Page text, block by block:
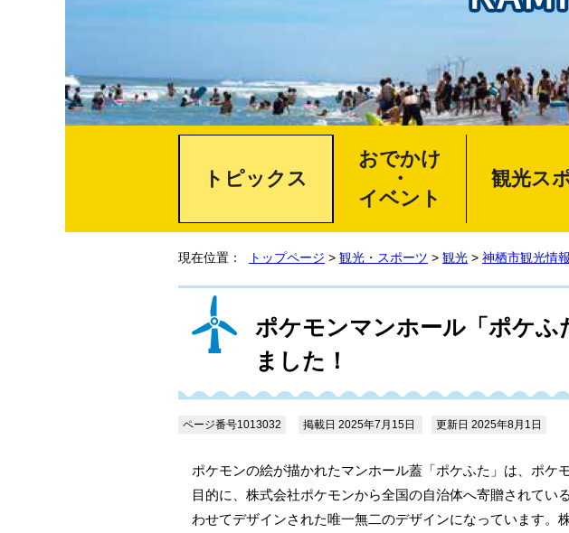
トピックス
おでかけ
・
イベント
観光ス
現在位置： トップページ > 観光・スポーツ > 観光 > 神栖市観光情報
ポケモンマンホール「ポケふ
ました！
ページ番号1013032 掲載日 2025年7月15日 更新日 2025年8月1日
ポケモンの絵が描かれたマンホール蓋「ポケふた」は、ポケ
目的に、株式会社ポケモンから全国の自治体へ寄贈されてい
わせてデザインされた唯一無二のデザインになっています。